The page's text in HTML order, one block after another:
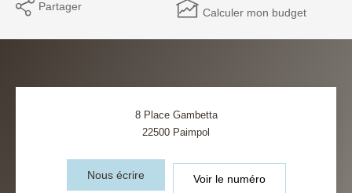
Partager Calculer mon budget
8 Place Gambetta
22500 Paimpol
Nous écrire Voir le numéro